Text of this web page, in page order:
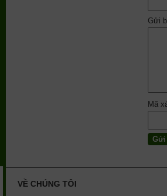
Gửi
Mã
VỀ CHÚNG TÔI